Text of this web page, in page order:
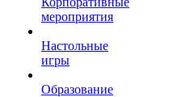
мероприятия
Настольные
игры
Образование